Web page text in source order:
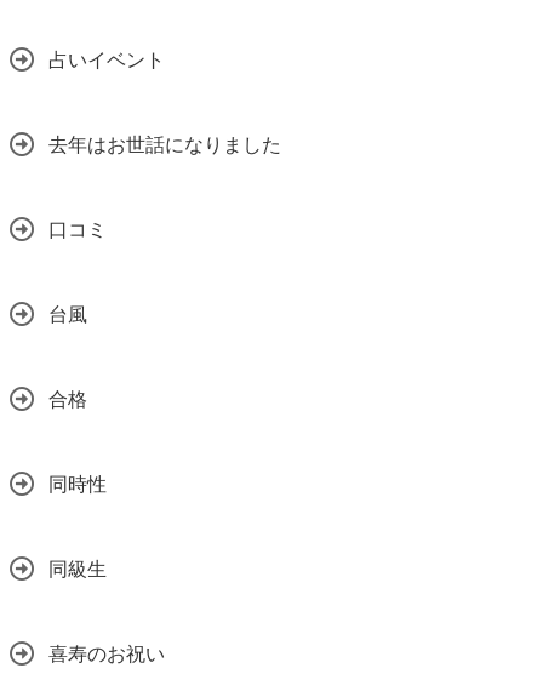
占いイベント
去年はお世話になりました
口コミ
台風
合格
同時性
同級生
喜寿のお祝い